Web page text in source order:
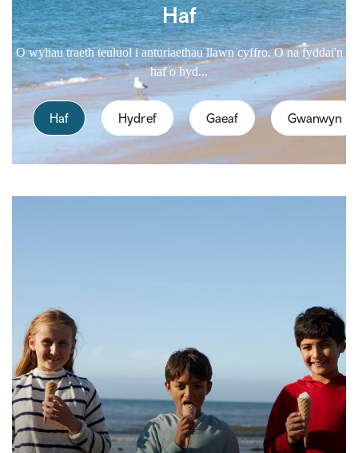
Haf
O wyliau traeth teuluol i anturiaethau llawn cyffro. O na fyddai'n
haf o hyd...
Haf Hydref Gaeaf Gwanwyn